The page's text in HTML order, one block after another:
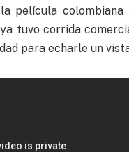
película colombiana
tuvo corrida
para echarle un